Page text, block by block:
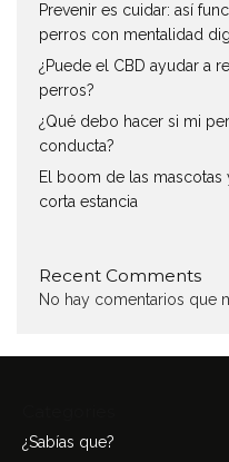
Prevenir es cuidar: así
perros con mentalidad
¿Puede el CBD ayudar a
perros?
¿Qué debo hacer si mi
conducta?
El boom de las mascotas
corta estancia
Recent Comments
No hay comentarios que
¿Sabías que?